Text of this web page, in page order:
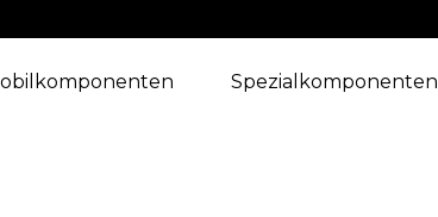
Spezialkomponenten